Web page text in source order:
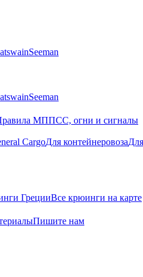
Seeman
Seeman
МППСС, огни и сигналы
CargoДля контейнеровоза
ГрецииВсе крюинги на карте
Пишите нам